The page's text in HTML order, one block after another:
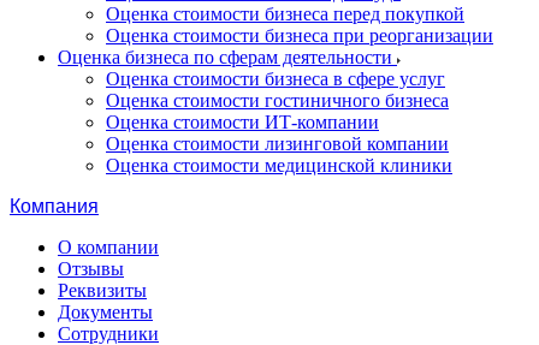
Оценка стоимости бизнеса перед покупкой
Оценка стоимости бизнеса при реорганизации
Оценка бизнеса по сферам деятельности
Оценка стоимости бизнеса в сфере услуг
Оценка стоимости гостиничного бизнеса
Оценка стоимости ИТ-компании
Оценка стоимости лизинговой компании
Оценка стоимости медицинской клиники
Компания
О компании
Отзывы
Реквизиты
Документы
Сотрудники